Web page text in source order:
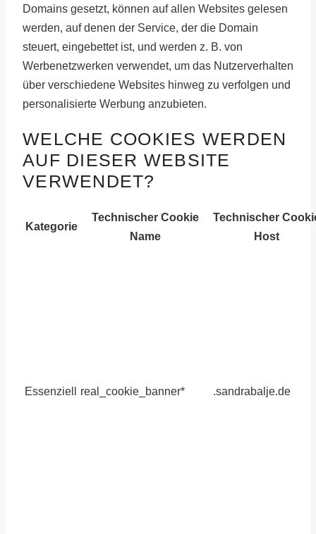
Domains gesetzt, können auf allen Websites gelesen
werden, auf denen der Service, der die Domain
steuert, eingebettet ist, und werden z. B. von
Werbenetzwerken verwendet, um das Nutzerverhalten
über verschiedene Websites hinweg zu verfolgen und
personalisierte Werbung anzubieten.
WELCHE COOKIES WERDEN
AUF DIESER WEBSITE
VERWENDET?
Kategorie
Technischer Cookie
Name
Technischer
Host
Essenziell real_cookie_banner* .sandrabalje.de